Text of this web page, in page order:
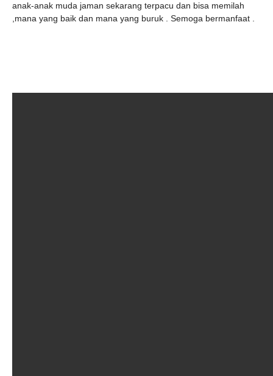
anak-anak muda jaman sekarang terpacu dan bisa memilah
,mana yang baik dan mana yang buruk . Semoga bermanfaat .